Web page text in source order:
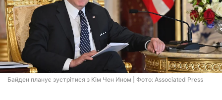
Байден планує зустрітися з Кім Чен Ином | Фото: Associated Press